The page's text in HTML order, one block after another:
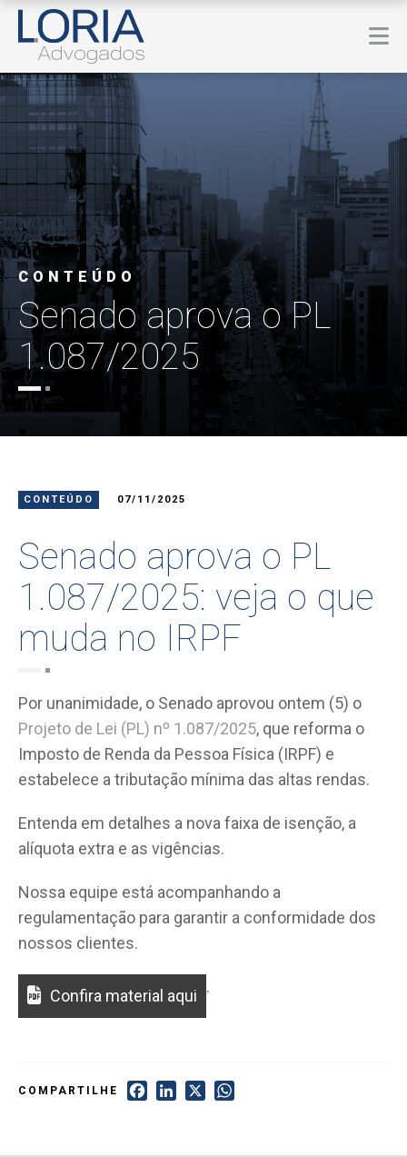
CONTEÚDO
Senado aprova o PL
1.087/2025
CONTEÚDO 07/11/2025
Senado aprova o PL
1.087/2025: veja o que
muda no IRPF
Por unanimidade, o Senado aprovou ontem (5) o
Projeto de Lei (PL) nº 1.087/2025, que reforma o
Imposto de Renda da Pessoa Física (IRPF) e
estabelece a tributação mínima das altas rendas.
Entenda em detalhes a nova faixa de isenção, a
alíquota extra e as vigências.
Nossa equipe está acompanhando a
regulamentação para garantir a conformidade dos
nossos clientes.
Confira material aqui .
COMPARTILHE FacebookLinkedIn